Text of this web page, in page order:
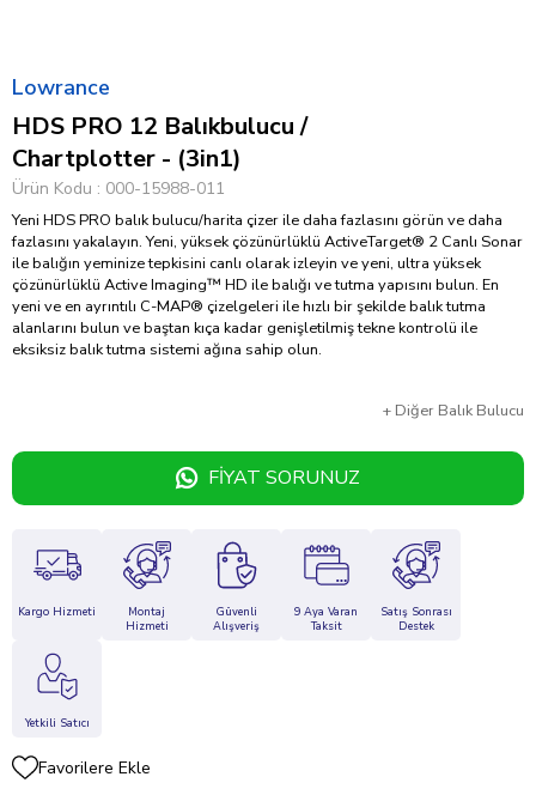
Lowrance
HDS PRO 12 Balıkbulucu /
Chartplotter - (3in1)
Ürün Kodu 000-15988-011
Yeni HDS PRO balık bulucu/harita çizer ile daha fazlasını görün ve daha
fazlasını yakalayın. Yeni, yüksek çözünürlüklü ActiveTarget® 2 Canlı Sonar
ile balığın yeminize tepkisini canlı olarak izleyin ve yeni, ultra yüksek
çözünürlüklü Active Imaging™ HD ile balığı ve tutma yapısını bulun. En
yeni ve en ayrıntılı C-MAP® çizelgeleri ile hızlı bir şekilde balık tutma
alanlarını bulun ve baştan kıça kadar genişletilmiş tekne kontrolü ile
eksiksiz balık tutma sistemi ağına sahip olun.
+ Diğer Balık Bulucu
FIYAT SORUNUZ
Kargo Hizmeti
Montaj
Hizmeti
Güvenli
Alışveriş
9 Aya Varan
Taksit
Satış Sonrası
Destek
Yetkili Satıcı
Favorilere Ekle